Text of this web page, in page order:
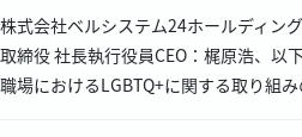
株式会社ベルシステム24ホールディン
取締役 社長執行役員CEO：梶原浩、以
職場におけるLGBTQ+に関する取り組